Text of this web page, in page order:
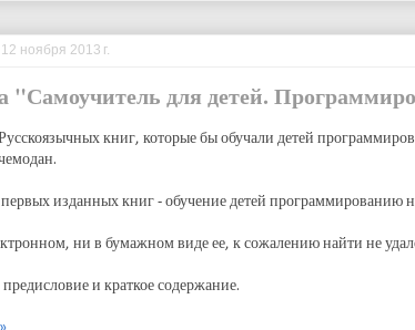
ноября 2013 г.
"Самоучитель для детей.
книг, которые бы обучали детей
изданных книг - обучение детей программированию
ни в бумажном виде ее, к сожалению найти не
и краткое содержание.